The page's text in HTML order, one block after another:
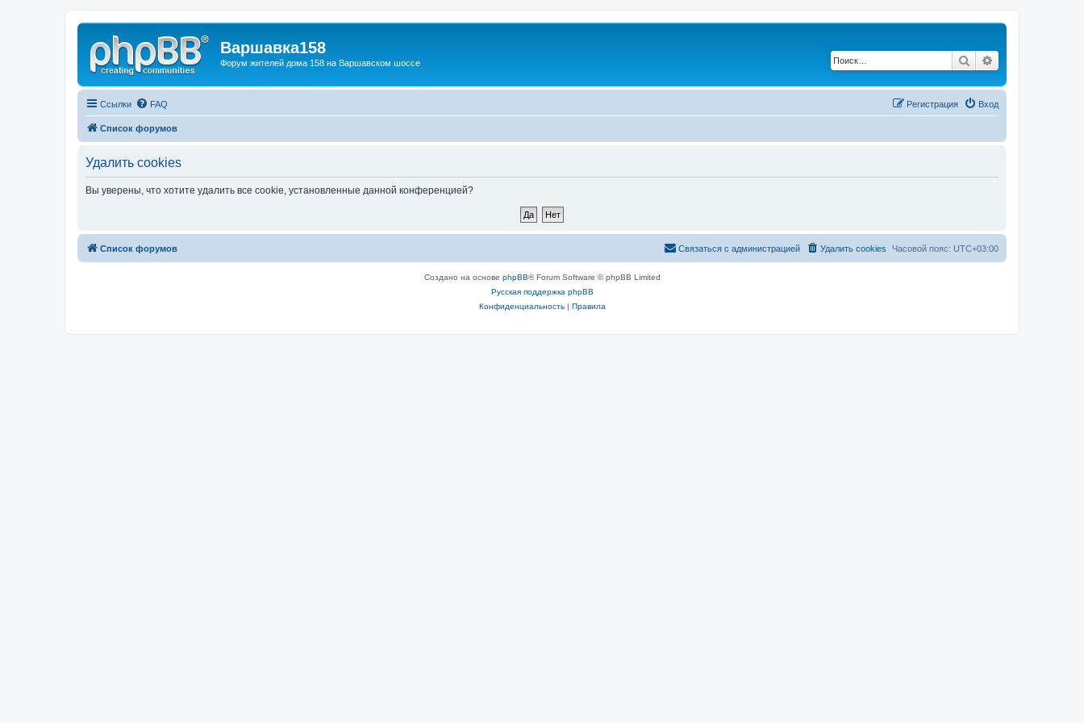
Варшавка158
Форум жителей дома 158 на Варшавском шоссе Поиск
Ссылки FAQ Вход
Регистрация
Список форумов
Удалить cookies
Вы уверены, что хотите удалить все cookie, установленные данной конференцией?
Список форумов Часовой пояс: UTC+03:00
Удалить cookies
Связаться с администрацией
Создано на основе phpBB® Forum Software © phpBB Limited
Русская поддержка phpBB
Конфиденциальность| Правила